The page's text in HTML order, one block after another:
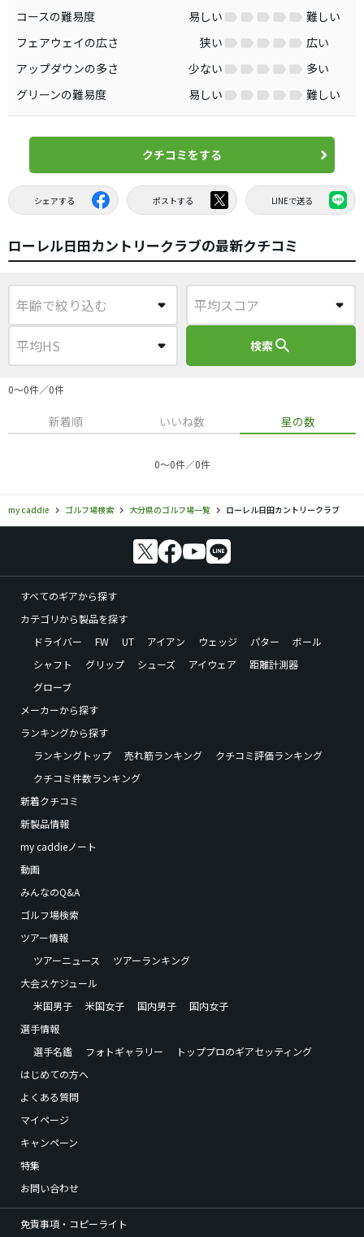
コースの難易度
易しい
難しい
フェアウェイの広さ
狭い
広い
アップダウンの多さ
少ない
多い
グリーンの難易度
易しい 難しい
クチコミをする
シェアする ポストする LINEで送る
ローレル日田カントリークラブの最新クチコミ
検索search
0〜0件／0件
新着順 いいね数 星の数
0〜0件／0件
my caddie ゴルフ場検索 大分県のゴルフ場一覧 ローレル日田カントリークラブ
すべてのギアから探す
カテゴリから製品を探す
ドライバー
FW UT アイアン ウェッジ パター
ボール
シャフト
グリップ シューズ アイウェア
距離計測器
グローブ
メーカーから探す
ランキングから探す
ランキングトップ
売れ筋ランキング
クチコミ評価ランキング
クチコミ件数ランキング
新着クチコミ
新製品情報
my caddieノート
動画
みんなのQ&A
ゴルフ場検索
ツアー情報
ツアーニュース
ツアーランキング
大会スケジュール
米国男子
米国女子 国内男子
国内女子
選手情報
選手名鑑
フォトギャラリー
トッププロのギアセッティング
はじめての方へ
よくある質問
マイページ
キャンペーン
特集
お問い合わせ
免責事項・コピーライト